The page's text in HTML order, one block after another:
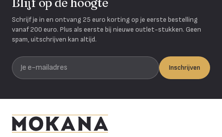
Blijf op de hoogte
Schrijf je in en ontvang 25 euro korting op je eerste bestelling
vanaf 200 euro. Plus als eerste bij nieuwe outlet-stukken. Geen
spam, uitschrijven kan altijd.
Je e-mailadres
Inschrijven